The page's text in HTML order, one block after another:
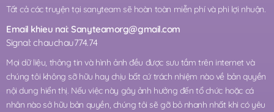
Tất cả các truyện tại sanyteam sẽ hoàn toàn miễn phí và phi lợi nhuận.
Email khieu nai:Sanyteamorg@gmail.com
Signal: chauchau774.74
Mọi dữ liệu, thông tin và hình ảnh đều được sưu tầm trên internet và
chúng tôi không sỡ hữu hay chịu bất cứ trách nhiệm nào về bản quyền
nội dung hiển thị. Nếu việc này gây ảnh hưởng đến tổ chức hoặc cá
nhân nào sở hữu bản quyền, chúng tôi sẽ gỡ bỏ nhanh nhất khi có yêu